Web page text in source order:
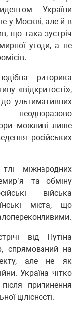
України
у Москві, але й в
що така зустріч
угоди, а не
риторика
«відкритості»,
ультимативних
можливі лише
російських
міжнародних
та обміну
війська
міста, що
від Путіна
спрямований на
але не як
Україна чітко
припинення
цілісності.